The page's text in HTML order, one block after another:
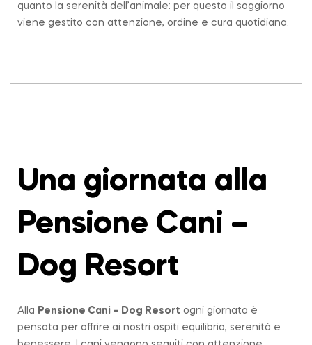
quanto la serenità dell’animale: per questo il soggiorno
viene gestito con attenzione, ordine e cura quotidiana.
Una giornata alla
Pensione Cani –
Dog Resort
Alla Pensione Cani – Dog Resort ogni giornata è
pensata per offrire ai nostri ospiti equilibrio, serenità e